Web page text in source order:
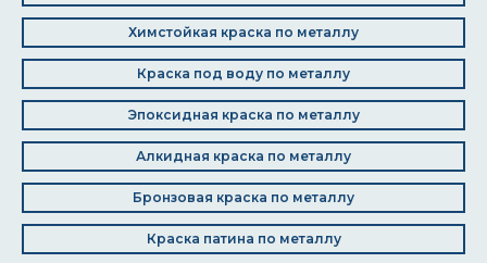
Химстойкая краска по металлу
Краска под воду по металлу
Эпоксидная краска по металлу
Алкидная краска по металлу
Бронзовая краска по металлу
Краска патина по металлу